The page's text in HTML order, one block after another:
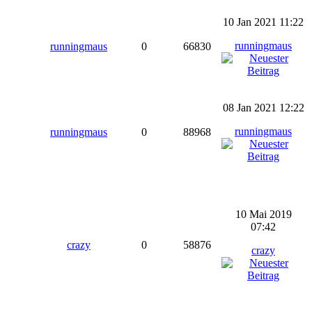
runningmaus 0 66830
10 Jan 2021 11:22
runningmaus
runningmaus 0 88968
08 Jan 2021 12:22
runningmaus
crazy 0 58876
10 Mai 2019
07:42
crazy